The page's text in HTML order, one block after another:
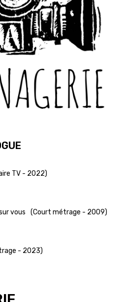
TV - 2022)
vous
(Court métrage - 2009)
- 2023)